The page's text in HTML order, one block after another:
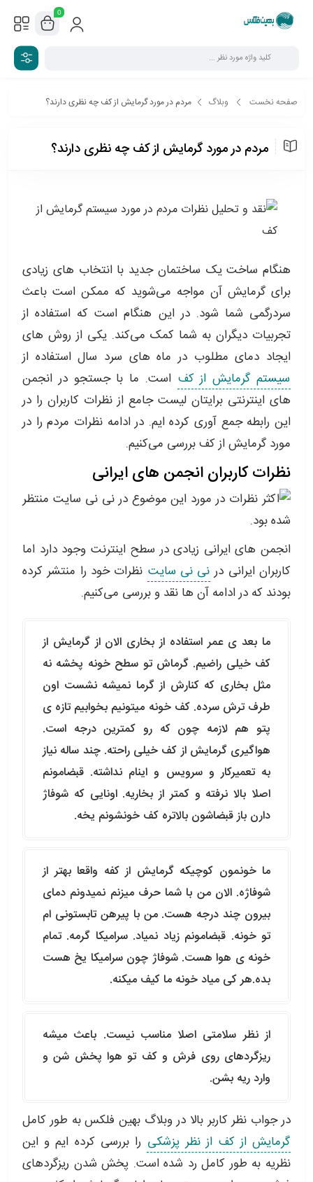
0
صفحه نخست وبلاگ مردم در مورد گرمایش از کف چه نظری دارند؟
مردم در مورد گرمایش از کف چه نظری دارند؟
هنگام ساخت یک ساختمان جدید با انتخاب های زیادی
برای گرمایش آن مواجه می‌شوید که ممکن است باعث
سردرگمی شما شود. در این هنگام است که استفاده از
تجربیات دیگران به شما کمک می‌کند. یکی از روش های
ایجاد دمای مطلوب در ماه های سرد سال استفاده از
سیستم گرمایش از کف است. ما با جستجو در انجمن
های اینترنتی برایتان لیست جامع از نظرات کاربران را در
این رابطه جمع آوری کرده ایم. در ادامه نظرات مردم را در
مورد گرمایش از کف بررسی می‌کنیم.
نظرات کاربران انجمن های ایرانی
انجمن های ایرانی زیادی در سطح اینترنت وجود دارد اما
کاربران ایرانی در نی نی سایت نظرات خود را منتشر کرده
بودند که در ادامه آن ها نقد و بررسی می‌کنیم.
ما بعد ی عمر استفاده از بخاری الان از گرمایش از
کف خیلی راضیم. گرماش تو سطح خونه پخشه نه
مثل بخاری که کنارش از گرما نمیشه نشست اون
طرف ترش سرده. کف خونه میتونیم بخوابیم تازه ی
پتو هم لازمه چون که رو کمترین درجه است.
هواگیری گرمایش از کف خیلی راحته. چند ساله نیاز
به تعمیرکار و سرویس و اینام نداشته. قبضامونم
اصلا بالا نرفته و کمتر از بخاریه. اونایی که شوفاژ
دارن باز قبضاشون بالاتره کف خونشونم یخه.
ما خونمون کوچیکه گرمایش از کفه واقعا بهتر از
شوفاژه. الان من با شما حرف میزنم نمیدونم دمای
بیرون چند درجه هست. من با پیرهن تابستونی ام
تو خونه. قبضامونم زیاد نمیاد. سرامیکا گرمه. تمام
خونه ی هوا هست. شوفاژ چون سرامیکا یخ هست
بده.هر کی میاد خونه ما کیف میکنه.
از نظر سلامتی اصلا مناسب نیست. باعث میشه
ریزگردهای روی فرش و کف تو هوا پخش شن و
وارد ریه بشن.
در جواب نظر کاربر بالا در وبلاگ بهین فلکس به طور کامل
گرمایش از کف از نظر پزشکی را بررسی کرده ایم و این
نظریه به طور کامل رد شده است. پخش شدن ریزگردهای